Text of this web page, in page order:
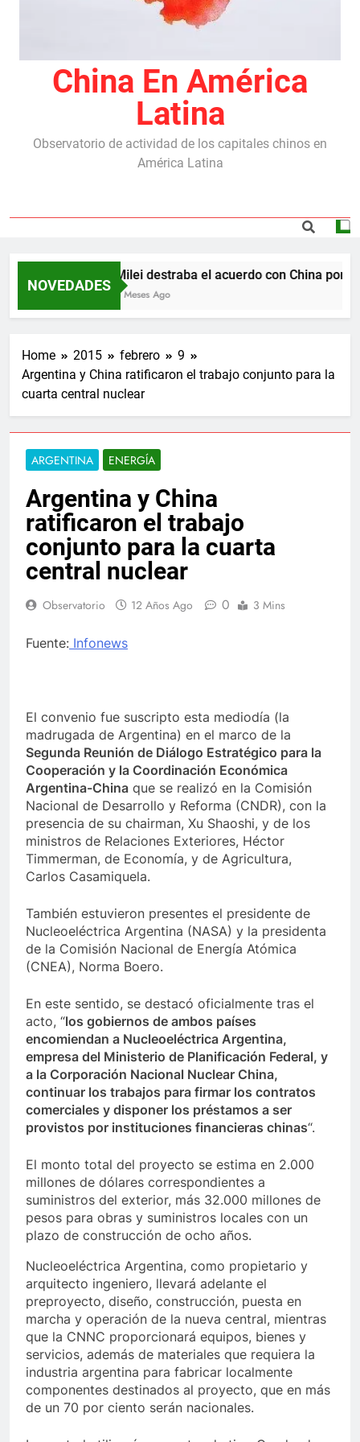
China En América
Latina
Observatorio de actividad de los capitales chinos en
América Latina
NOVEDADES
Milei destraba el acuerdo con China por
5 Meses Ago
Home 2015 febrero
9
Argentina y China ratificaron el trabajo conjunto para la
cuarta central nuclear
ARGENTINA ENERGÍA
Argentina y China
ratificaron el trabajo
conjunto para la cuarta
central nuclear
Observatorio 12 Años Ago 0 3 Mins
Fuente: Infonews
El convenio fue suscripto esta mediodía (la
madrugada de Argentina) en el marco de la
Segunda Reunión de Diálogo Estratégico para la
Cooperación y la Coordinación Económica
Argentina-China que se realizó en la Comisión
Nacional de Desarrollo y Reforma (CNDR), con la
presencia de su chairman, Xu Shaoshi, y de los
ministros de Relaciones Exteriores, Héctor
Timmerman, de Economía, y de Agricultura,
Carlos Casamiquela.
También estuvieron presentes el presidente de
Nucleoeléctrica Argentina (NASA) y la presidenta
de la Comisión Nacional de Energía Atómica
(CNEA), Norma Boero.
En este sentido, se destacó oficialmente tras el
acto, “los gobiernos de ambos países
encomiendan a Nucleoeléctrica Argentina,
empresa del Ministerio de Planificación Federal, y
a la Corporación Nacional Nuclear China,
continuar los trabajos para firmar los contratos
comerciales y disponer los préstamos a ser
provistos por instituciones financieras chinas“.
El monto total del proyecto se estima en 2.000
millones de dólares correspondientes a
suministros del exterior, más 32.000 millones de
pesos para obras y suministros locales con un
plazo de construcción de ocho años.
Nucleoeléctrica Argentina, como propietario y
arquitecto ingeniero, llevará adelante el
preproyecto, diseño, construcción, puesta en
marcha y operación de la nueva central, mientras
que la CNNC proporcionará equipos, bienes y
servicios, además de materiales que requiera la
industria argentina para fabricar localmente
componentes destinados al proyecto, que en más
de un 70 por ciento serán nacionales.